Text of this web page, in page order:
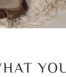
WHAT